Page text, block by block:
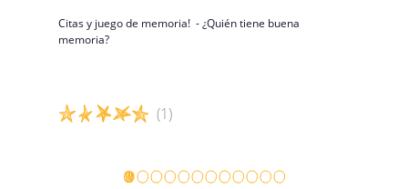
Citas y juego de memoria! - ¿Quién tiene buena
memoria?
(1)
Detalles del juego